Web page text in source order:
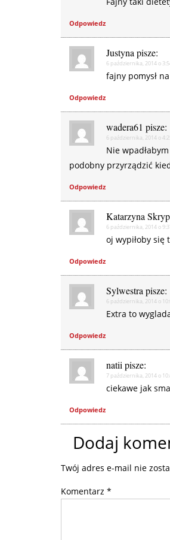
Odpowiedz
Justyna pisze:
6 października, 2014 o
fajny pomysł
Odpowiedz
wadera61 pisze:
6 października, 2014 o
Nie
podobny przyrządzić
Odpowiedz
Katarzyna
6 października, 2014 o
oj wypiłoby się
Odpowiedz
Sylwestra pisze:
6 października, 2014 o
Extra to
Odpowiedz
natii pisze:
7 października, 2014 o
ciekawe jak
Odpowiedz
Dodaj
Twój adres e-mail nie
Komentarz *